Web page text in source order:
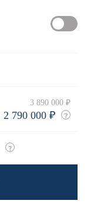
3 890 000 ₽
2 790 000 ₽